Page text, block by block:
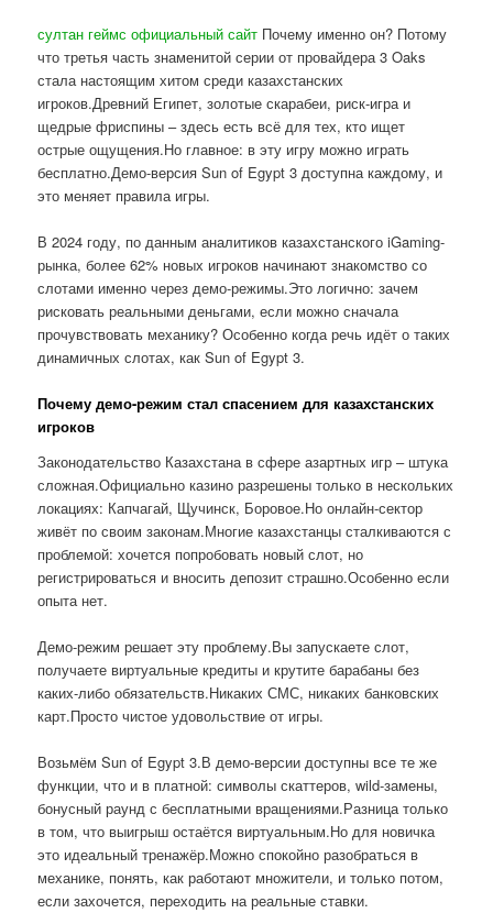
султан геймс официальный сайт Почему именно он? Потому
что третья часть знаменитой серии от провайдера 3 Oaks
стала настоящим хитом среди казахстанских
игроков.Древний Египет, золотые скарабеи, риск-игра и
щедрые фриспины – здесь есть всё для тех, кто ищет
острые ощущения.Но главное: в эту игру можно играть
бесплатно.Демо-версия Sun of Egypt 3 доступна каждому, и
это меняет правила игры.
В 2024 году, по данным аналитиков казахстанского iGaming-
рынка, более 62% новых игроков начинают знакомство со
слотами именно через демо-режимы.Это логично: зачем
рисковать реальными деньгами, если можно сначала
прочувствовать механику? Особенно когда речь идёт о таких
динамичных слотах, как Sun of Egypt 3.
Почему демо-режим стал спасением для казахстанских
игроков
Законодательство Казахстана в сфере азартных игр – штука
сложная.Официально казино разрешены только в нескольких
локациях: Капчагай, Щучинск, Боровое.Но онлайн-сектор
живёт по своим законам.Многие казахстанцы сталкиваются с
проблемой: хочется попробовать новый слот, но
регистрироваться и вносить депозит страшно.Особенно если
опыта нет.
Демо-режим решает эту проблему.Вы запускаете слот,
получаете виртуальные кредиты и крутите барабаны без
каких-либо обязательств.Никаких СМС, никаких банковских
карт.Просто чистое удовольствие от игры.
Возьмём Sun of Egypt 3.В демо-версии доступны все те же
функции, что и в платной: символы скаттеров, wild-замены,
бонусный раунд с бесплатными вращениями.Разница только
в том, что выигрыш остаётся виртуальным.Но для новичка
это идеальный тренажёр.Можно спокойно разобраться в
механике, понять, как работают множители, и только потом,
если захочется, переходить на реальные ставки.